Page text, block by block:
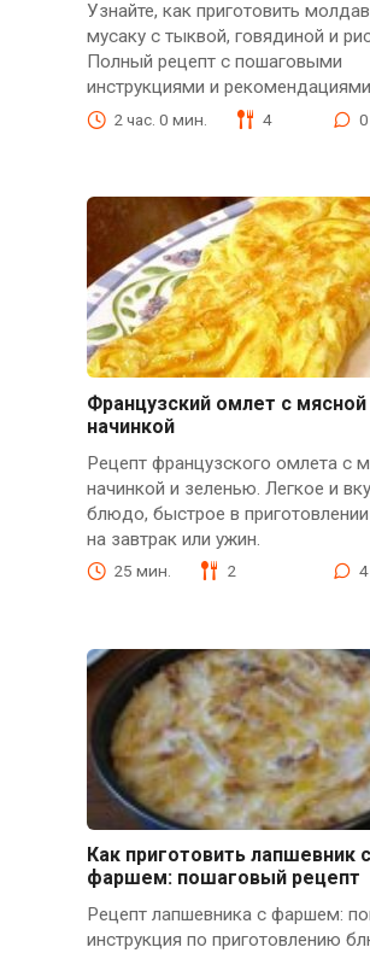
Узнайте, как приготовить
мусаку с тыквой, говядиной и
Полный рецепт с пошаговыми
инструкциями и рекомендациями
2 час. 0 мин. 4 0
Французский омлет с мясной
начинкой
Рецепт французского омлета с
начинкой и зеленью. Легкое и
блюдо, быстрое в
на завтрак или ужин.
25 мин. 2 4
Как приготовить лапшевник с
фаршем: пошаговый рецепт
Рецепт лапшевника с фаршем:
инструкция по приготовлению